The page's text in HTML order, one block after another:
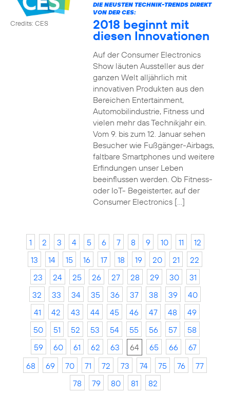
Credits: CES
DIE NEUSTEN TECHNIK-TRENDS DIREKT
VON DER CES:
2018 beginnt mit
diesen Innovationen
Auf der Consumer Electronics
Show läuten Aussteller aus der
ganzen Welt alljährlich mit
innovativen Produkten aus den
Bereichen Entertainment,
Automobilindustrie, Fitness und
vielen mehr das Technikjahr ein.
Vom 9. bis zum 12. Januar sehen
Besucher wie Fußgänger-Airbags,
faltbare Smartphones und weitere
Erfindungen unser Leben
beeinflussen werden. Ob Fitness-
oder IoT- Begeisterter, auf der
Consumer Electronics […]
1 2 3 4 5 6 7 8 9 10 11
12
13
14 15 16 17 18 19 20 21
22
23
24 25 26 27 28 29 30
31
32
33 34 35 36 37 38 39
40
41
42 43 44 45 46 47 48
49
50
51 52 53 54 55 56 57
58
59
60 61 62 63 64 65 66
67
68
69 70 71 72 73 74 75 76
77
78
79 80 81 82